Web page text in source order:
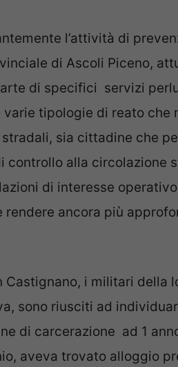
l’attività di
di Ascoli Piceno,
di specifici servizi
tipologie di reato che
sia cittadine che
controllo alla circolazione
di interesse
rendere ancora più
Castignano, i militari della
sono riusciti ad
di carcerazione ad 1
aveva trovato alloggio